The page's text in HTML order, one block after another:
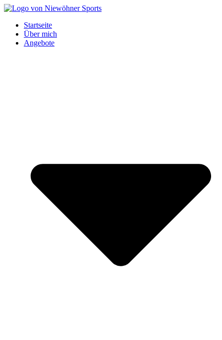
Startseite
Über mich
Angebote